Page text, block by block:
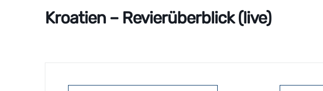
Kroatien – Revierüberblick (live)